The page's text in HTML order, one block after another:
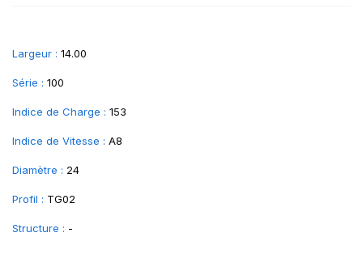
Largeur : 14.00
Série : 100
Indice de Charge : 153
Indice de Vitesse : A8
Diamètre : 24
Profil : TG02
Structure : -